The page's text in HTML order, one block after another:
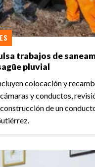
trabajos de
pluvial
colocación y
y conductos,
de un